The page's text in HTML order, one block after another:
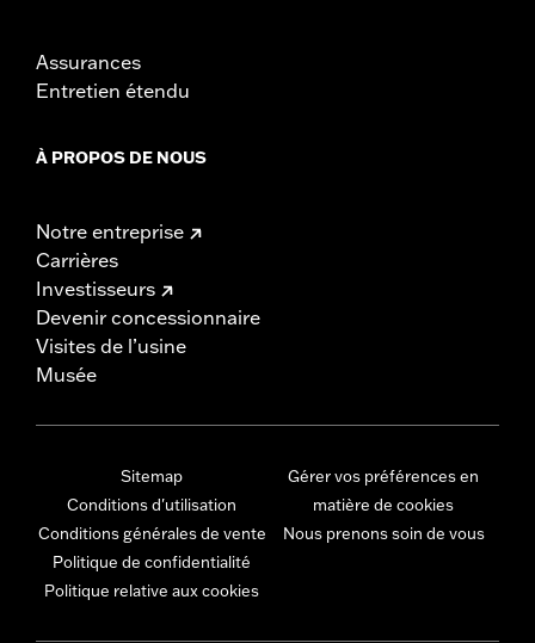
Assurances
Entretien étendu
À PROPOS DE NOUS
Notre entreprise
Carrières
Investisseurs
Devenir concessionnaire
Visites de l’usine
Musée
Sitemap
Conditions d'utilisation
Conditions générales de vente
Politique de confidentialité
Politique relative aux cookies
Gérer vos préférences en
matière de cookies
Nous prenons soin de vous